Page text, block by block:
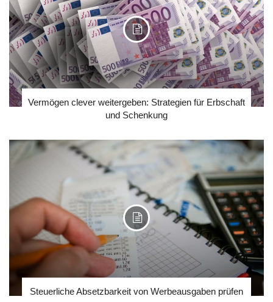
Vermögen clever weitergeben: Strategien für Erbschaft
und Schenkung
Steuerliche Absetzbarkeit von Werbeausgaben prüfen